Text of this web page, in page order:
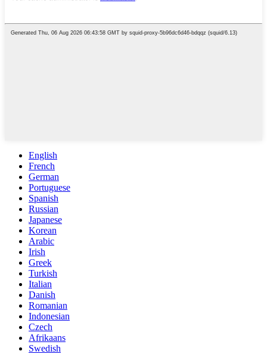
English
French
German
Portuguese
Spanish
Russian
Japanese
Korean
Arabic
Irish
Greek
Turkish
Italian
Danish
Romanian
Indonesian
Czech
Afrikaans
Swedish